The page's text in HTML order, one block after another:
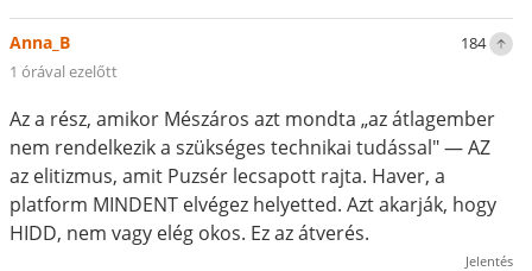
184
Anna_B
1 órával ezelőtt
Az a rész, amikor Mészáros azt mondta „az átlagember
nem rendelkezik a szükséges technikai tudással" — AZ
az elitizmus, amit Puzsér lecsapott rajta. Haver, a
platform MINDENT elvégez helyetted. Azt akarják, hogy
HIDD, nem vagy elég okos. Ez az átverés.
Jelentés